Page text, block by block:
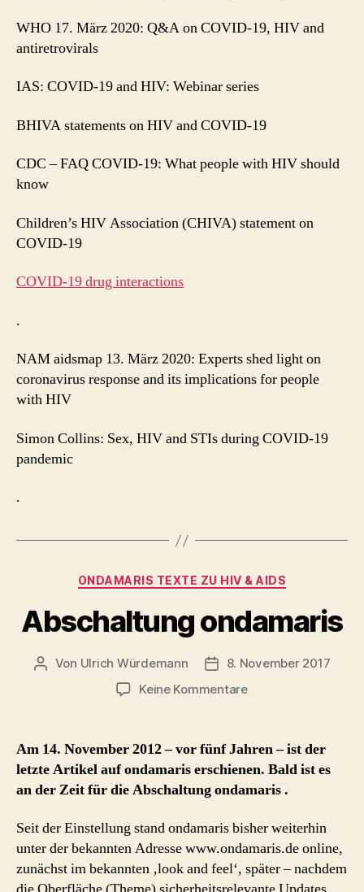
WHO 17. März 2020: Q&A on COVID-19, HIV and
antiretrovirals
IAS: COVID-19 and HIV: Webinar series
BHIVA statements on HIV and COVID-19
CDC – FAQ COVID-19: What people with HIV should
know
Children’s HIV Association (CHIVA) statement on
COVID-19
COVID-19 drug interactions
.
NAM aidsmap 13. März 2020: Experts shed light on
coronavirus response and its implications for people
with HIV
Simon Collins: Sex, HIV and STIs during COVID-19
pandemic
.
Kategorien
ONDAMARIS TEXTE ZU HIV & AIDS
Abschaltung ondamaris
Beitragsautor
Von Ulrich Würdemann Beitragsdatum
8. November 2017
Keine Kommentarezu
Am 14. November 2012 – vor fünf Jahren – ist der
letzte Artikel auf ondamaris erschienen. Bald ist es
an der Zeit für die Abschaltung ondamaris .
Seit der Einstellung stand ondamaris bisher weiterhin
unter der bekannten Adresse www.ondamaris.de online,
zunächst im bekannten ‚look and feel‘, später – nachdem